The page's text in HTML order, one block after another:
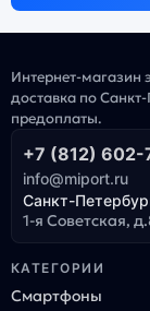
Интернет-магазин
доставка по
предоплаты.
+7 (812)
info@miport.ru
Санкт-
1-я Советская,
КАТЕГОРИИ
Смартфоны